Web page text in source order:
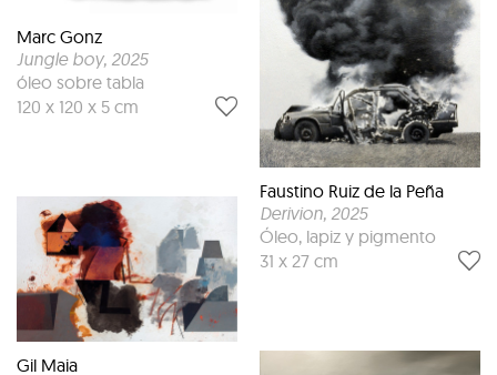
Marc Gonz
Jungle boy, 2025
óleo sobre tabla
120 x 120 x 5 cm
Gil Maia
Faustino Ruiz de la Peña
Derivion, 2025
Óleo, lapiz y pigmento
31 x 27 cm